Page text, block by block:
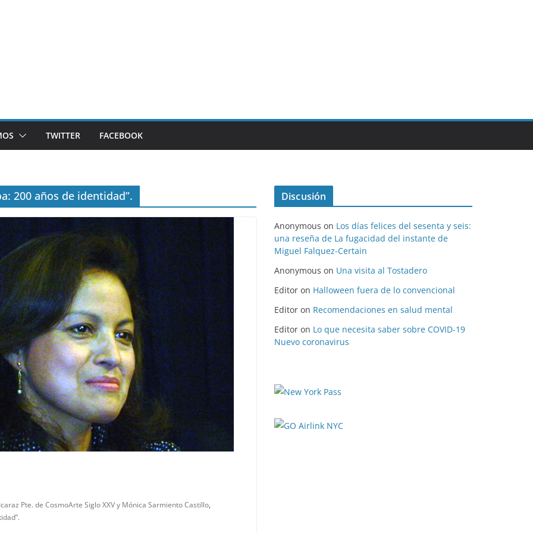
TWITTER FACEBOOK
200 años de identidad”.
Pte. de CosmoArte Siglo XXV y Mónica Sarmiento Castillo,
Discusión
Anonymous on Los días felices del sesenta y seis:
una reseña de La fugacidad del instante de
Miguel Falquez-Certain
Anonymous on Una visita al Tostadero
Editor on Halloween fuera de lo convencional
Editor on Recomendaciones en salud mental
Editor on Lo que necesita saber sobre COVID-19
Nuevo coronavirus